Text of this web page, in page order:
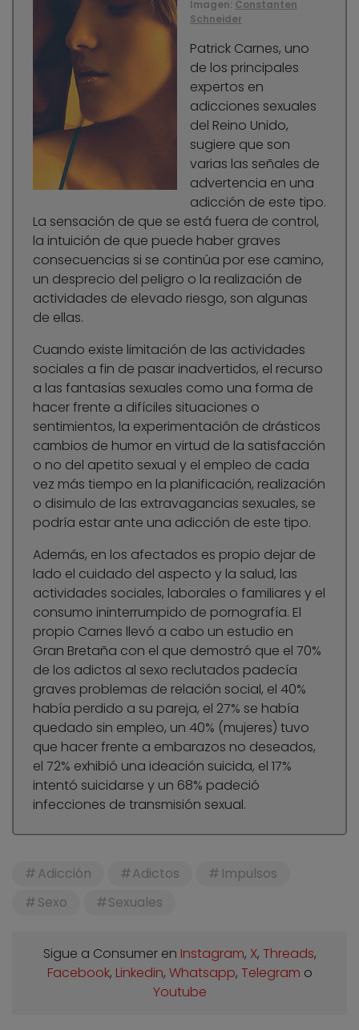
Imagen: Constanten
Schneider
Patrick Carnes, uno
de los principales
expertos en
adicciones sexuales
del Reino Unido,
sugiere que son
varias las señales de
advertencia en una
adicción de este tipo.
La sensación de que se está fuera de control,
la intuición de que puede haber graves
consecuencias si se continúa por ese camino,
un desprecio del peligro o la realización de
actividades de elevado riesgo, son algunas
de ellas.
Cuando existe limitación de las actividades
sociales a fin de pasar inadvertidos, el recurso
a las fantasías sexuales como una forma de
hacer frente a difíciles situaciones o
sentimientos, la experimentación de drásticos
cambios de humor en virtud de la satisfacción
o no del apetito sexual y el empleo de cada
vez más tiempo en la planificación, realización
o disimulo de las extravagancias sexuales, se
podría estar ante una adicción de este tipo.
Además, en los afectados es propio dejar de
lado el cuidado del aspecto y la salud, las
actividades sociales, laborales o familiares y el
consumo ininterrumpido de pornografía. El
propio Carnes llevó a cabo un estudio en
Gran Bretaña con el que demostró que el 70%
de los adictos al sexo reclutados padecía
graves problemas de relación social, el 40%
había perdido a su pareja, el 27% se había
quedado sin empleo, un 40% (mujeres) tuvo
que hacer frente a embarazos no deseados,
el 72% exhibió una ideación suicida, el 17%
intentó suicidarse y un 68% padeció
infecciones de transmisión sexual.
Adicción Adictos
Impulsos
Sexo
Sexuales
Sigue a Consumer en Instagram, X, Threads,
Facebook, Linkedin, Whatsapp, Telegram o
Youtube